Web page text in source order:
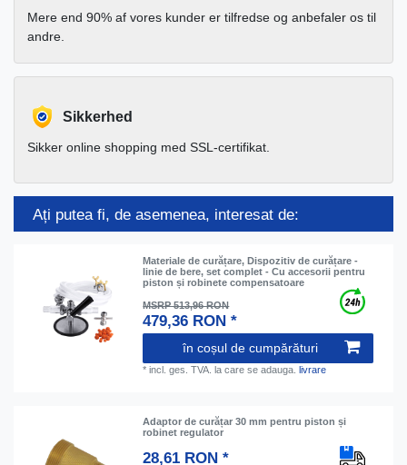
Mere end 90% af vores kunder er tilfredse og anbefaler os til
andre.
Sikkerhed
Sikker online shopping med SSL-certifikat.
Ați putea fi, de asemenea, interesat de:
Materiale de curățare, Dispozitiv de curățare -
linie de bere, set complet - Cu accesorii pentru
piston și robinete compensatoare
MSRP 513,96 RON
479,36 RON *
în coșul de cumpărături
*incl. ges. TVA. la care se adauga. livrare
Adaptor de curățar 30 mm pentru piston și
robinet regulator
28,61 RON *